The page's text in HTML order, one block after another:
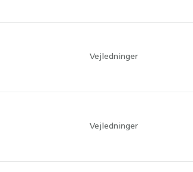
Vejledninger
Vejledninger